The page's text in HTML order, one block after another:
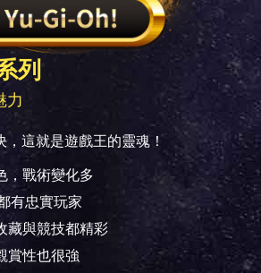
列
力
，這就是遊戲王的靈魂！
，戰術變化多
有忠實玩家
藏與競技都精彩
賞性也很強